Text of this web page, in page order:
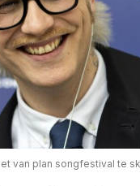
van plan songfestival te